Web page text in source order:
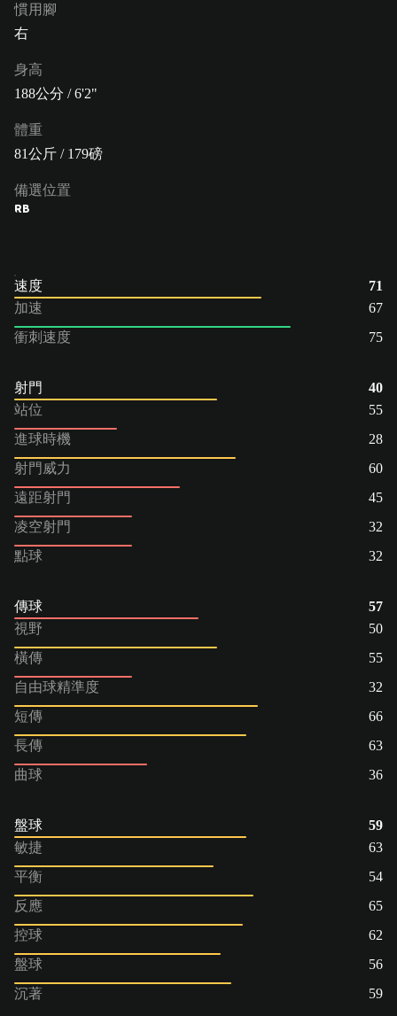
慣用腳
右
身高
188公分 / 6'2"
體重
81公斤 / 179磅
備選位置
RB
速度
71
加速
67
衝刺速度
75
射門
40
站位
55
進球時機
28
射門威力
60
遠距射門
45
凌空射門
32
點球
32
傳球
57
視野
50
橫傳
55
自由球精準度
32
短傳
66
長傳
63
曲球
36
盤球
59
敏捷
63
平衡
54
反應
65
控球
62
盤球
56
沉著
59